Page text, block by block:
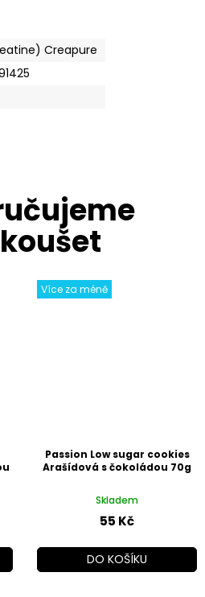
Více za méně
Passion Low sugar cookies
Arašídová s čokoládou 70g
Skladem
55 Kč
DO KOŠÍKU
Creapure